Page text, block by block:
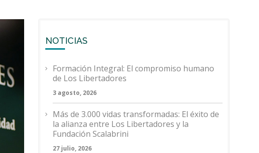
NOTICIAS
Formación Integral: El compromiso humano
de Los Libertadores
3 agosto, 2026
Más de 3.000 vidas transformadas: El éxito de
la alianza entre Los Libertadores y la
Fundación Scalabrini
27 julio, 2026